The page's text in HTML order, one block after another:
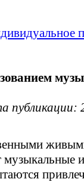
публикации:
музыкальные